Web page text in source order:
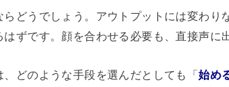
らどうでしょう。アウトプットには変わり
はずです。顔を合わせる必要も、直接声に
、どのような手段を選んだとしても「始め